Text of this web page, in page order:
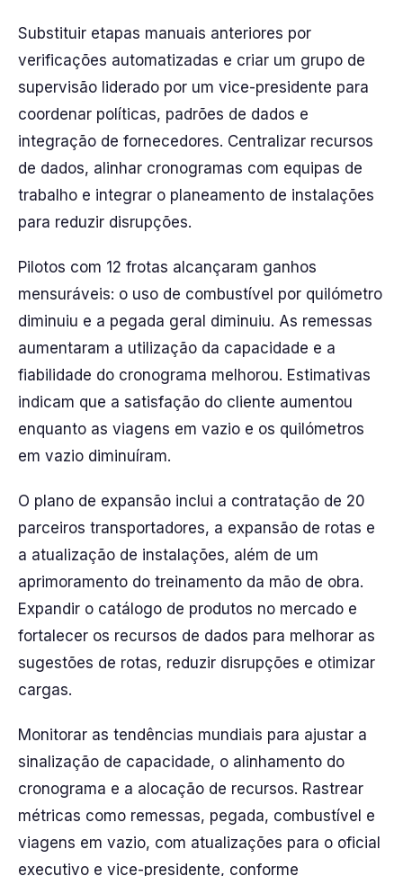
Substituir etapas manuais anteriores por
verificações automatizadas e criar um grupo de
supervisão liderado por um vice-presidente para
coordenar políticas, padrões de dados e
integração de fornecedores. Centralizar recursos
de dados, alinhar cronogramas com equipas de
trabalho e integrar o planeamento de instalações
para reduzir disrupções.
Pilotos com 12 frotas alcançaram ganhos
mensuráveis: o uso de combustível por quilómetro
diminuiu e a pegada geral diminuiu. As remessas
aumentaram a utilização da capacidade e a
fiabilidade do cronograma melhorou. Estimativas
indicam que a satisfação do cliente aumentou
enquanto as viagens em vazio e os quilómetros
em vazio diminuíram.
O plano de expansão inclui a contratação de 20
parceiros transportadores, a expansão de rotas e
a atualização de instalações, além de um
aprimoramento do treinamento da mão de obra.
Expandir o catálogo de produtos no mercado e
fortalecer os recursos de dados para melhorar as
sugestões de rotas, reduzir disrupções e otimizar
cargas.
Monitorar as tendências mundiais para ajustar a
sinalização de capacidade, o alinhamento do
cronograma e a alocação de recursos. Rastrear
métricas como remessas, pegada, combustível e
viagens em vazio, com atualizações para o oficial
executivo e vice-presidente, conforme